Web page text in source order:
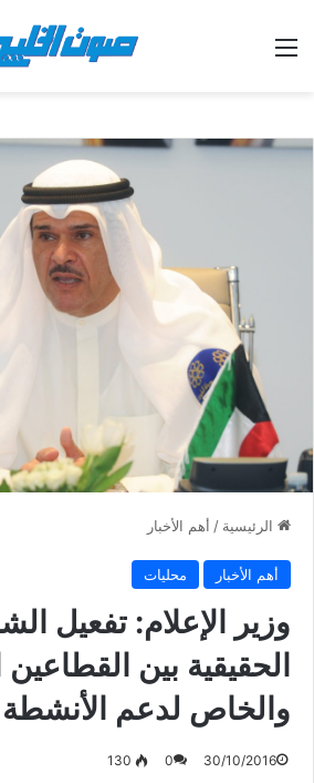
القائمة
الرئيسية / أهم الأخبار
أهم الأخبار محليات
وزير الإعلام: تفعيل
الحقيقية بين القطاعين
والخاص لدعم الأنشطة
30/10/2016
0
130